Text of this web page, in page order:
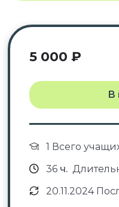
5 000 ₽
В
1 Всего
36ч.
20.11.2024